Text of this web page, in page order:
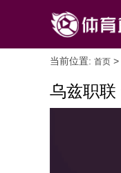
当前位置: 首页 >
乌兹职联